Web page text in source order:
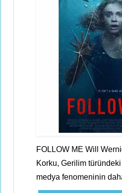
FOLLOW ME Will
Korku, Gerilim
medya fenomeninin